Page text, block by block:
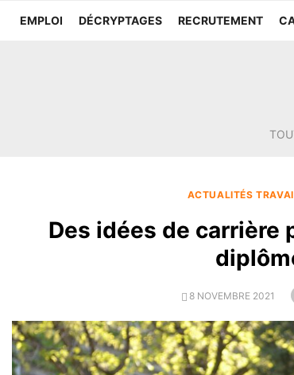
EMPLOI DÉCRYPTAGES RECRUTEMENT
ACTUALITÉS
Des idées de carrière
POSTED
8 NOVEMBRE 2021